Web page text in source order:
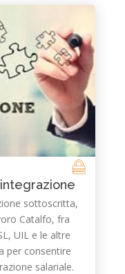
sottoscritta,
Catalfo, fra
UIL e le altre
per consentire
salariale.